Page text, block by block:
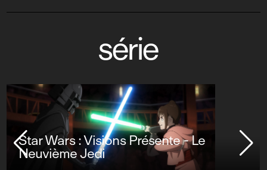
série
Star Wars : Visions Présente - Le
Neuvième Jedi